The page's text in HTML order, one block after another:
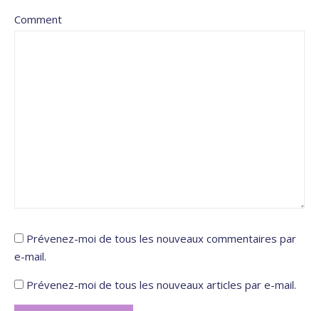
Comment
Prévenez-moi de tous les nouveaux commentaires par
e-mail.
Prévenez-moi de tous les nouveaux articles par e-mail.